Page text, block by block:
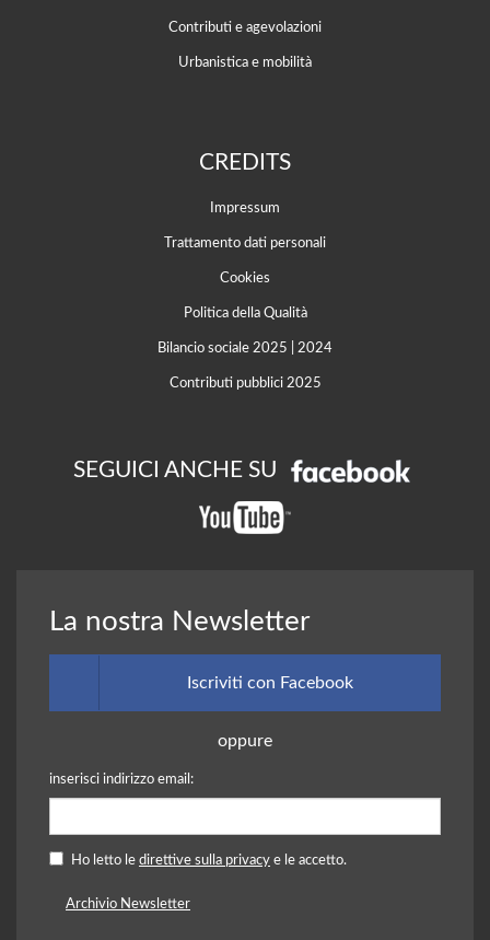
Contributi e agevolazioni
Urbanistica e mobilità
CREDITS
Impressum
Trattamento dati personali
Cookies
Politica della Qualità
Bilancio sociale 2025 2024
Contributi pubblici 2025
SEGUICI ANCHE SU
La nostra Newsletter
Iscriviti con Facebook
oppure
inserisci indirizzo email:
Ho letto le direttive sulla privacy e le accetto.
Archivio Newsletter